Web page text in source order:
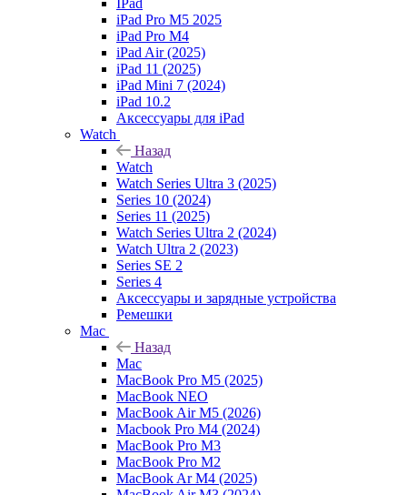
IPad
iPad Pro M5 2025
iPad Pro M4
iPad Air (2025)
iPad 11 (2025)
iPad Mini 7 (2024)
iPad 10.2
Аксессуары для iPad
Watch
Назад
Watch
Watch Series Ultra 3 (2025)
Series 10 (2024)
Series 11 (2025)
Watch Series Ultra 2 (2024)
Watch Ultra 2 (2023)
Series SE 2
Series 4
Аксессуары и зарядные устройства
Ремешки
Mac
Назад
Mac
MacBook Pro M5 (2025)
MacBook NEO
MacBook Air M5 (2026)
Macbook Pro M4 (2024)
MacBook Pro M3
MacBook Pro M2
MacBook Ar M4 (2025)